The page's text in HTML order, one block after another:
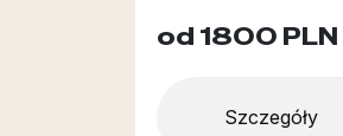
od 1800 PLN
Szczegóły